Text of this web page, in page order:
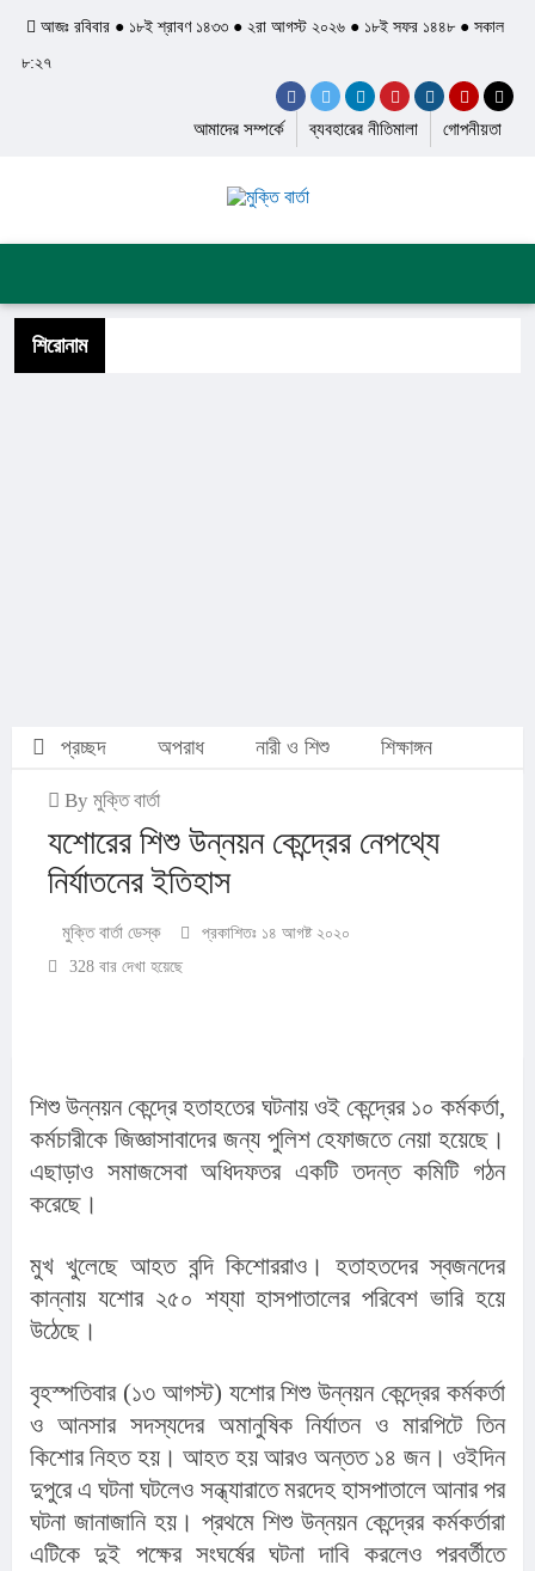
আজঃ রবিবার ● ১৮ই শ্রাবণ ১৪৩৩ ● ২রা আগস্ট ২০২৬ ● ১৮ই সফর ১৪৪৮ ● সকাল
৮:২৭
আমাদের সম্পর্কে ব্যবহারের নীতিমালা গোপনীয়তা
অপরাধ
শিরোনাম
প্রচ্ছদ অপরাধ নারী ও শিশু শিক্ষাঙ্গন
By মুক্তি বার্তা
যশোরের শিশু উন্নয়ন কেন্দ্রের নেপথ্যে
নির্যাতনের ইতিহাস
মুক্তি বার্তা ডেস্ক
প্রকাশিতঃ ১৪ আগষ্ট ২০২০
328 বার দেখা হয়েছে
শিশু উন্নয়ন কেন্দ্রে হতাহতের ঘটনায় ওই কেন্দ্রের ১০ কর্মকর্তা,
কর্মচারীকে জিজ্ঞাসাবাদের জন্য পুলিশ হেফাজতে নেয়া হয়েছে।
এছাড়াও সমাজসেবা অধিদফতর একটি তদন্ত কমিটি গঠন
করেছে।
মুখ খুলেছে আহত বন্দি কিশোররাও। হতাহতদের স্বজনদের
কান্নায় যশোর ২৫০ শয্যা হাসপাতালের পরিবেশ ভারি হয়ে
উঠেছে।
বৃহস্পতিবার (১৩ আগস্ট) যশোর শিশু উন্নয়ন কেন্দ্রের কর্মকর্তা
ও আনসার সদস্যদের অমানুষিক নির্যাতন ও মারপিটে তিন
কিশোর নিহত হয়। আহত হয় আরও অন্তত ১৪ জন। ওইদিন
দুপুরে এ ঘটনা ঘটলেও সন্ধ্যারাতে মরদেহ হাসপাতালে আনার পর
ঘটনা জানাজানি হয়। প্রথমে শিশু উন্নয়ন কেন্দ্রের কর্মকর্তারা
এটিকে দুই পক্ষের সংঘর্ষের ঘটনা দাবি করলেও পরবর্তীতে